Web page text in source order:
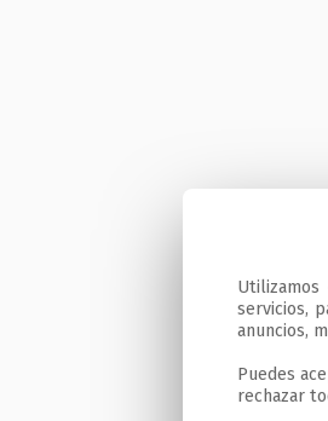
servicios,
anuncios,
Puedes
rechazar